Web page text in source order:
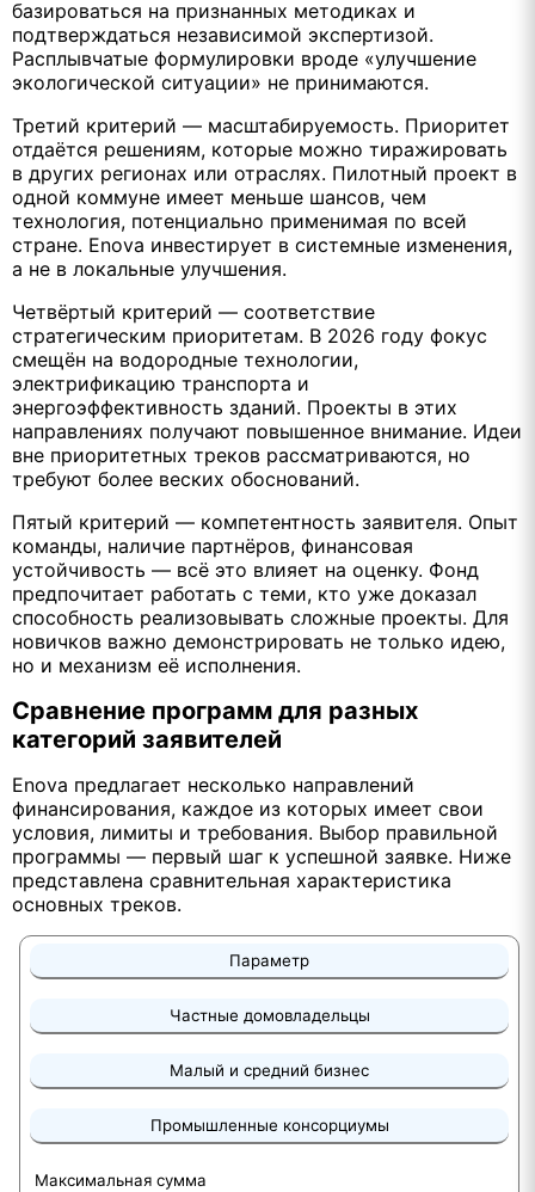
базироваться на признанных методиках и
подтверждаться независимой экспертизой.
Расплывчатые формулировки вроде «улучшение
экологической ситуации» не принимаются.
Третий критерий — масштабируемость. Приоритет
отдаётся решениям, которые можно тиражировать
в других регионах или отраслях. Пилотный проект в
одной коммуне имеет меньше шансов, чем
технология, потенциально применимая по всей
стране. Enova инвестирует в системные изменения,
а не в локальные улучшения.
Четвёртый критерий — соответствие
стратегическим приоритетам. В 2026 году фокус
смещён на водородные технологии,
электрификацию транспорта и
энергоэффективность зданий. Проекты в этих
направлениях получают повышенное внимание. Идеи
вне приоритетных треков рассматриваются, но
требуют более веских обоснований.
Пятый критерий — компетентность заявителя. Опыт
команды, наличие партнёров, финансовая
устойчивость — всё это влияет на оценку. Фонд
предпочитает работать с теми, кто уже доказал
способность реализовывать сложные проекты. Для
новичков важно демонстрировать не только идею,
но и механизм её исполнения.
Сравнение программ для разных
категорий заявителей
Enova предлагает несколько направлений
финансирования, каждое из которых имеет свои
условия, лимиты и требования. Выбор правильной
программы — первый шаг к успешной заявке. Ниже
представлена сравнительная характеристика
основных треков.
Параметр
Частные домовладельцы
Малый и средний бизнес
Промышленные консорциумы
Максимальная сумма